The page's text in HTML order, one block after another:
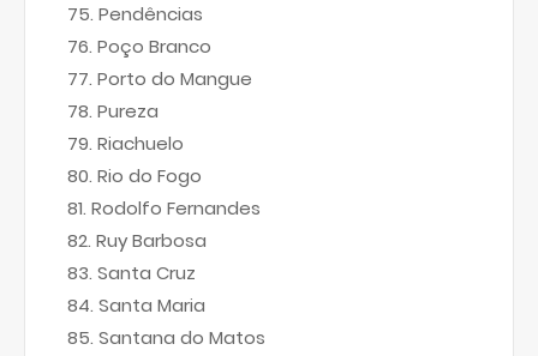
Pendências
Poço Branco
Porto do Mangue
Pureza
Riachuelo
Rio do Fogo
Rodolfo Fernandes
Ruy Barbosa
Santa Cruz
Santa Maria
Santana do Matos